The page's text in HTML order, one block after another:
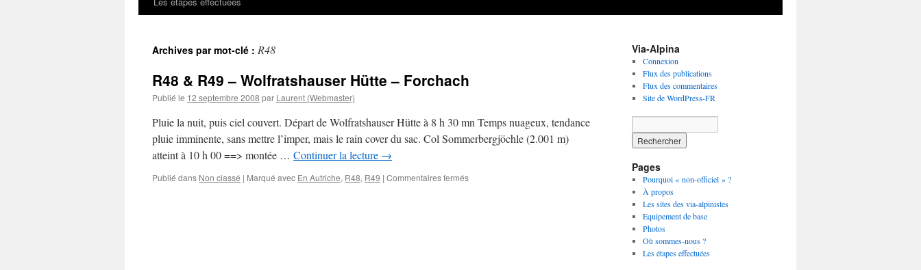
Archives par mot-clé : R48
R48 & R49 – Wolfratshauser Hütte – Forchach
Publié le 12 septembre 2008 par Laurent (Webmaster)
Pluie la nuit, puis ciel couvert. Départ de Wolfratshauser Hütte à 8 h 30 mn Temps nuageux, tendance
pluie imminente, sans mettre l’imper, mais le rain cover du sac. Col Sommerbergjöchle (2.001 m)
atteint à 10 h 00 ==> montée … Continuer la lecture →
Publié dans Non classé | Marqué avec En Autriche, R48, R49 | Commentaires ferméssur
Via-Alpina
Connexion
Flux des publications
Flux des commentaires
Site de WordPress-FR
Pages
Pourquoi « non-officiel » ?
À propos
Les sites des via-alpinistes
Equipement de base
Photos
Où sommes-nous ?
Les étapes effectuées